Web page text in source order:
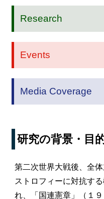
Research
Events
Media Coverage
研究の背景・目
第二次世界大戦後、全
ストロフィーに対抗す
れ、「国連憲章」（１